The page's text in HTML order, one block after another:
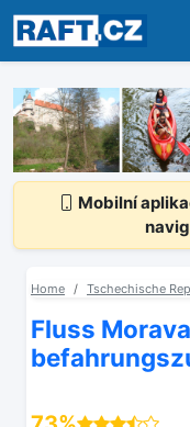
Registrace
Mobilní
Home Tschechische
Fluss